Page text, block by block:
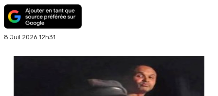
8 Juil 2026 12h31